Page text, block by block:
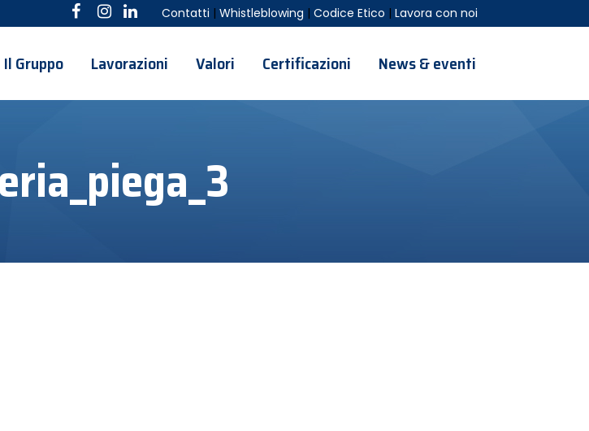
Contatti | Whistleblowing | Codice Etico | Lavora con noi
Il Gruppo Lavorazioni Valori Certificazioni News & eventi